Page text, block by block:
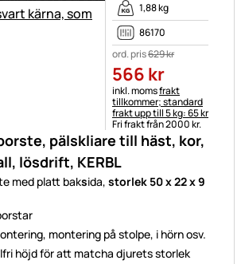
pälskliare till häst, kor,
lösdrift, KERBL
med platt baksida, storlek 50 x 22 x 9
montering på stolpe, i hörn osv.
höjd för att matcha djurets storlek
1,88 kg
86170
ord. pris629kr
566 kr
Skatteinformation:
inkl. momsfrakt
tillkommer; standard
frakt upp till 5 kg: 65 kr
Fri frakt från 2000 kr.